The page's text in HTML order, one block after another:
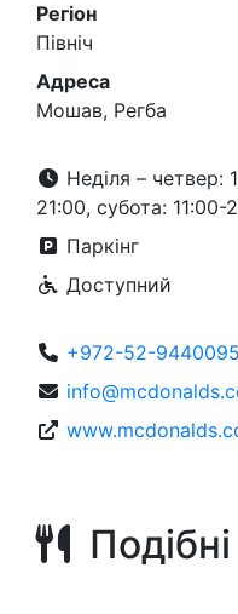
Регіон
Північ
Адреса
Мошав, Регба
Неділя – четвер:
21:00, субота: 11:00-
Паркінг
Доступний
+972-52-9440095